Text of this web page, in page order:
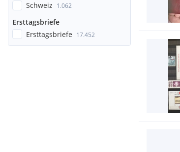
Schweiz 1.062
Ersttagsbriefe
Ersttagsbriefe 17.452